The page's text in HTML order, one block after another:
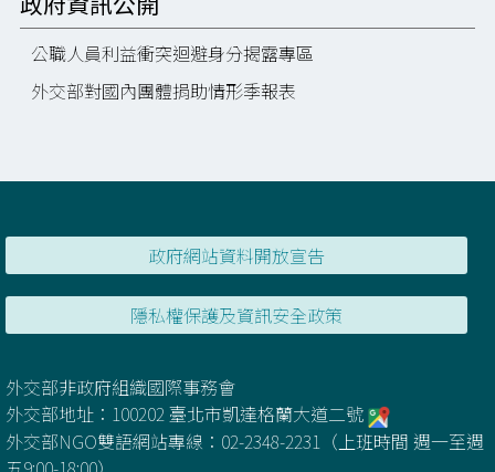
公職人員利益衝突迴避身分揭露專區
外交部對國內團體捐助情形季報表
政府網站資料開放宣告
隱私權保護及資訊安全政策
外交部非政府組織國際事務會
外交部地址：100202 臺北市凱達格蘭大道二號
外交部NGO雙語網站專線：02-2348-2231（上班時間 週一至週